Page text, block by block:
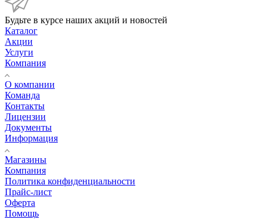
Будьте в курсе наших акций и новостей
Каталог
Акции
Услуги
Компания
О компании
Команда
Контакты
Лицензии
Документы
Информация
Магазины
Компания
Политика конфиденциальности
Прайс-лист
Оферта
Помощь